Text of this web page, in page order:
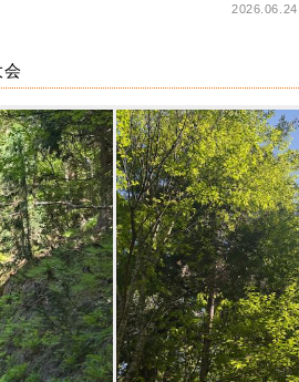
2026.06.24